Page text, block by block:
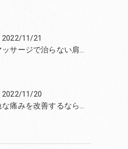
2022/11/21
マッサージで治らない肩こりを改善する無痛整体和泉市笑福整骨院【2022年11月21日の予約状況】
2022/11/20
急な痛みを改善するなら和泉市の土日診療の笑福整骨院【2022年11月20日の予約状況】